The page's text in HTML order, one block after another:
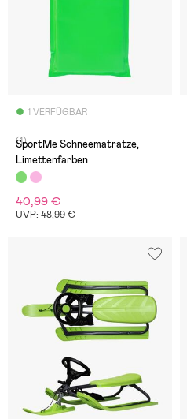
1 VERFÜGBAR
(1)
SportMe Schneematratze,
Limettenfarben
40,99 €
UVP: 48,99 €